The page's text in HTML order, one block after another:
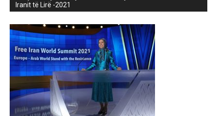
Iranit të Lirë -2021